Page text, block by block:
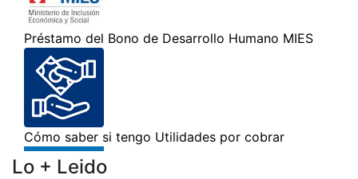
Lo + Leido